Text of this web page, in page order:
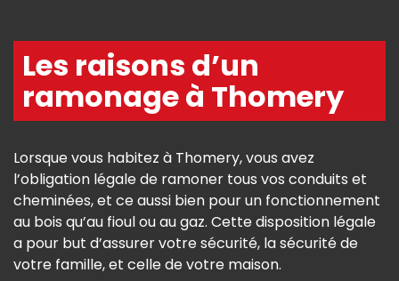
Les raisons d’un
ramonage à Thomery
Lorsque vous habitez à Thomery, vous avez
l’obligation légale de ramoner tous vos conduits et
cheminées, et ce aussi bien pour un fonctionnement
au bois qu’au fioul ou au gaz. Cette disposition légale
a pour but d’assurer votre sécurité, la sécurité de
votre famille, et celle de votre maison.